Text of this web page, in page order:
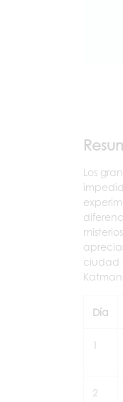
Los
ciudad
Día
1
2